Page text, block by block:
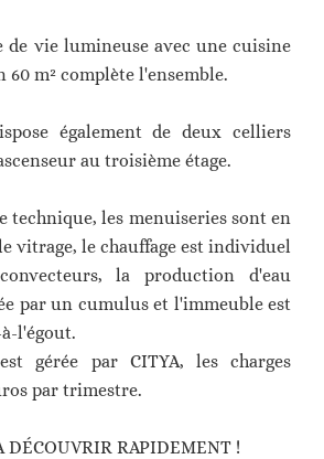
de vie lumineuse avec une cuisine
60 m² complète l'ensemble.
également de deux celliers
au troisième étage.
technique, les menuiseries sont en
vitrage, le chauffage est individuel
la production d'eau
par un cumulus et l'immeuble est
l'égout.
gérée par CITYA, les charges
par trimestre.
DÉCOUVRIR RAPIDEMENT !